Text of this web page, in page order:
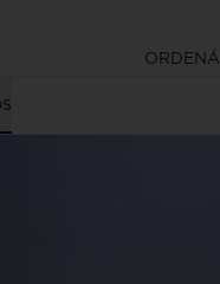
ORDENÁ